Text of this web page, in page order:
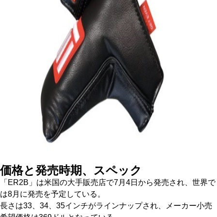
価格と発売時期、スペック
「ER2B」は米国の大手販売店で7月4日から発売され、世界で
は8月に発売を予定している。
長さは33、34、35インチがラインナップされ、メーカー小売